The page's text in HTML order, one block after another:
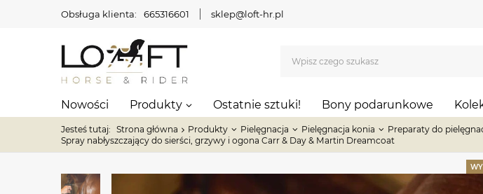
Obsługa klienta: 665316601 sklep@loft-hr.pl
Nowości Produkty Ostatnie sztuki! Bony podarunkowe
Jesteś tutaj: Strona główna Produkty Pielęgnacja Pielęgnacja konia
Preparaty do
Spray nabłyszczający do sierści, grzywy i ogona Carr & Day & Martin Dreamcoat